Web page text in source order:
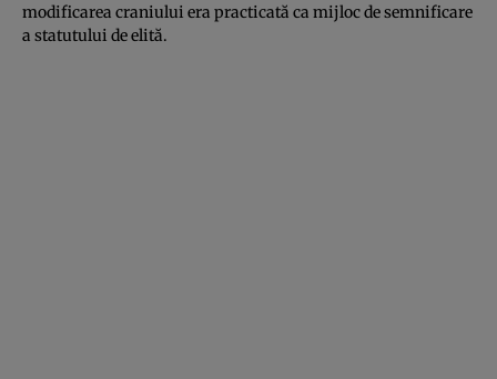
modificarea craniului era practicată ca mijloc de semnificare
a statutului de elită.